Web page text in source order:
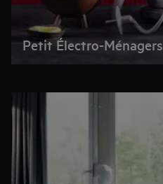
Petit Électro-Ménagers